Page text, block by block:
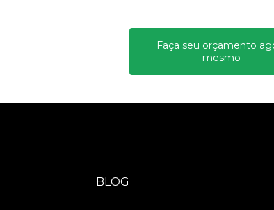
Faça seu orçamento
mesmo
BLOG